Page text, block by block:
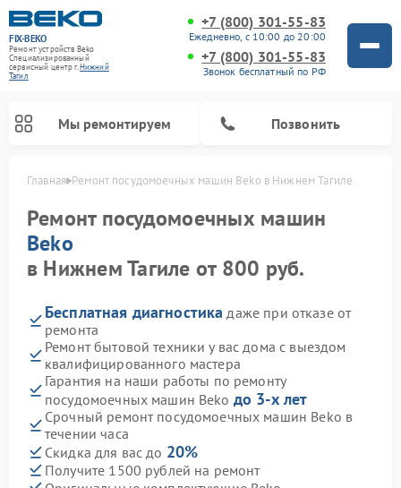
FIX-BEKO
Ремонт устройств Beko
Специализированный
cервисный центр г.Нижний
Тагил
+7 (800) 301-55-83
Ежедневно, с 10:00 до 20:00
+7 (800) 301-55-83
Звонок бесплатный по РФ
Мы ремонтируем Позвонить
Главная Ремонт посудомоечных машин Beko в Нижнем Тагиле
Ремонт посудомоечных машин
Beko
в Нижнем Тагиле от 800 руб.
Бесплатная диагностика даже при отказе от
ремонта
Ремонт бытовой техники у вас дома с выездом
квалифицированного мастера
Гарантия на наши работы по ремонту
посудомоечных машин Beko до 3-х лет
Срочный ремонт посудомоечных машин Beko в
течении часа
Скидка для вас до 20%
Получите 1500 рублей на ремонт